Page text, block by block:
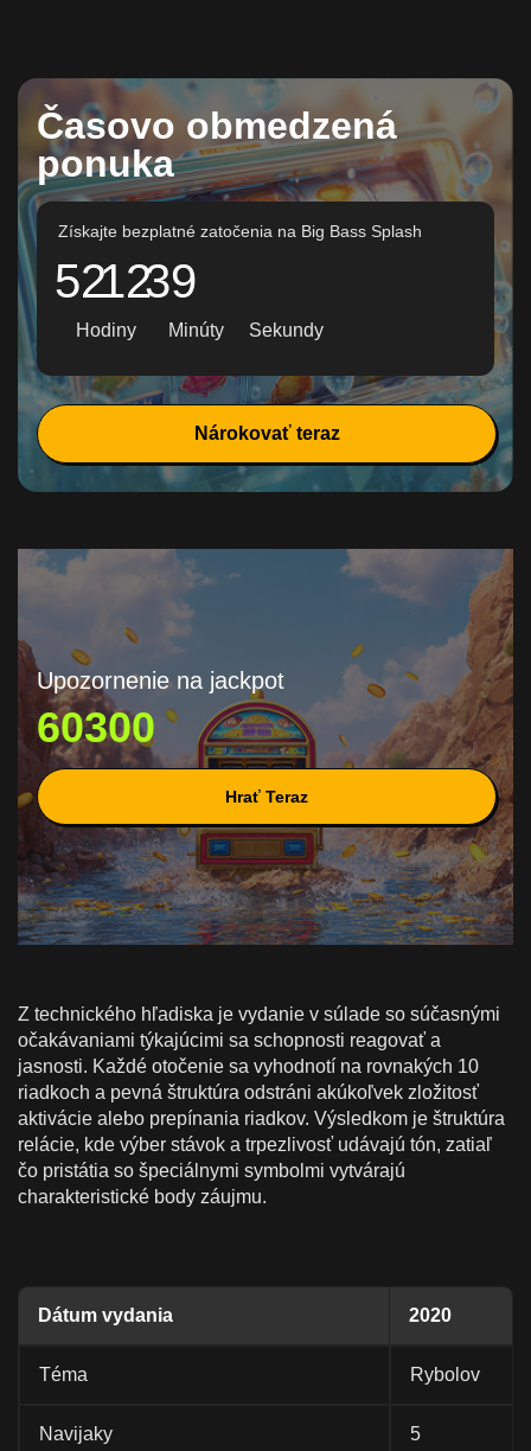
Časovo obmedzená
ponuka
Získajte bezplatné zatočenia na Big Bass Splash
521237
Hodiny Minúty Sekundy
Nárokovať teraz
Upozornenie na jackpot
60300
Hrať Teraz
Z technického hľadiska je vydanie v súlade so súčasnými
očakávaniami týkajúcimi sa schopnosti reagovať a
jasnosti. Každé otočenie sa vyhodnotí na rovnakých 10
riadkoch a pevná štruktúra odstráni akúkoľvek zložitosť
aktivácie alebo prepínania riadkov. Výsledkom je štruktúra
relácie, kde výber stávok a trpezlivosť udávajú tón, zatiaľ
čo pristátia so špeciálnymi symbolmi vytvárajú
charakteristické body záujmu.
Dátum vydania 2020
Téma Rybolov
Navijaky 5